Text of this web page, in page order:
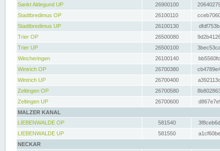
Sankt Aldegund UP
26900100
Stadtbredimus OP
26100110
Stadtbredimus UP
26100130
Trier OP
26500080
Trier UP
26500100
Wincheringen
26100140
Wintrich OP
26700380
Wintrich UP
26700400
Zeltingen OP
26700580
Zeltingen UP
26700600
MALZER KANAL
LIEBENWALDE OP
581540
LIEBENWALDE UP
581550
NECKAR